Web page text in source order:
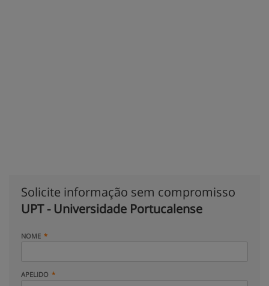
Solicite informação sem compromisso
UPT - Universidade Portucalense
NOME
APELIDO